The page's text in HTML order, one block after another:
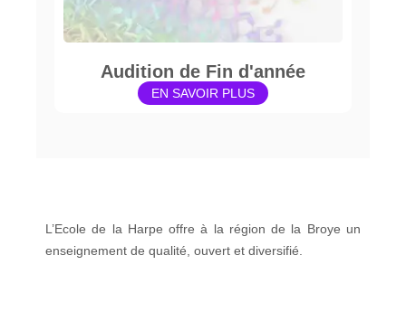
Audition de Fin d'année
EN SAVOIR PLUS
L’Ecole de la Harpe offre à la région de la Broye un
enseignement de qualité, ouvert et diversifié.